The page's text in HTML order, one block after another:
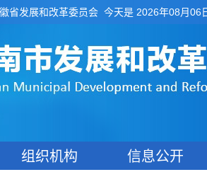
省发展和改革委员会 今天是 2026年08月06
组织机构 信息公开